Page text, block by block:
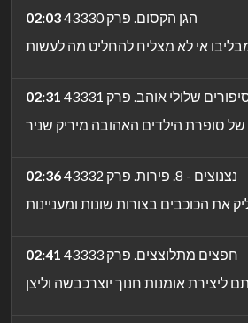
02:03
הגן הקסום. פרק 43330
02:31
שלולי אוהב. פרק 43331
02:36
נצנוצים - 8. פירות. פרק 43332
02:41
חפצים מתלוצצים. פרק 43333